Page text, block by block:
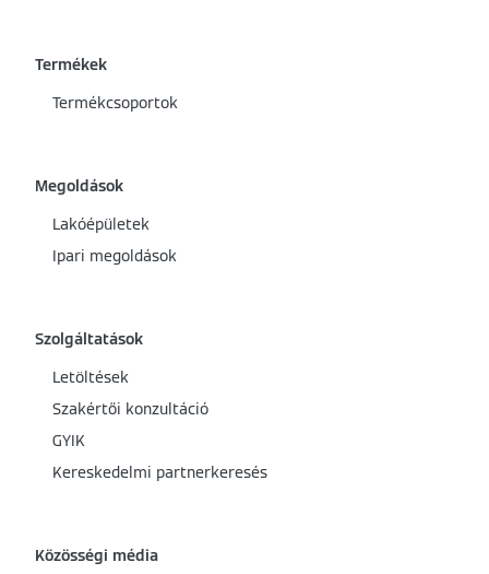
Termékek
Termékcsoportok
Megoldások
Lakóépületek
Ipari megoldások
Szolgáltatások
Letöltések
Szakértői konzultáció
GYIK
Kereskedelmi partnerkeresés
Közösségi média